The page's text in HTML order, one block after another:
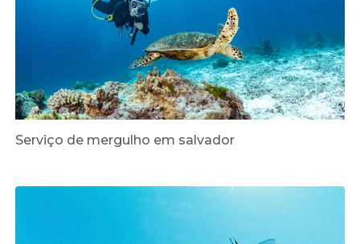
Serviço de mergulho em salvador